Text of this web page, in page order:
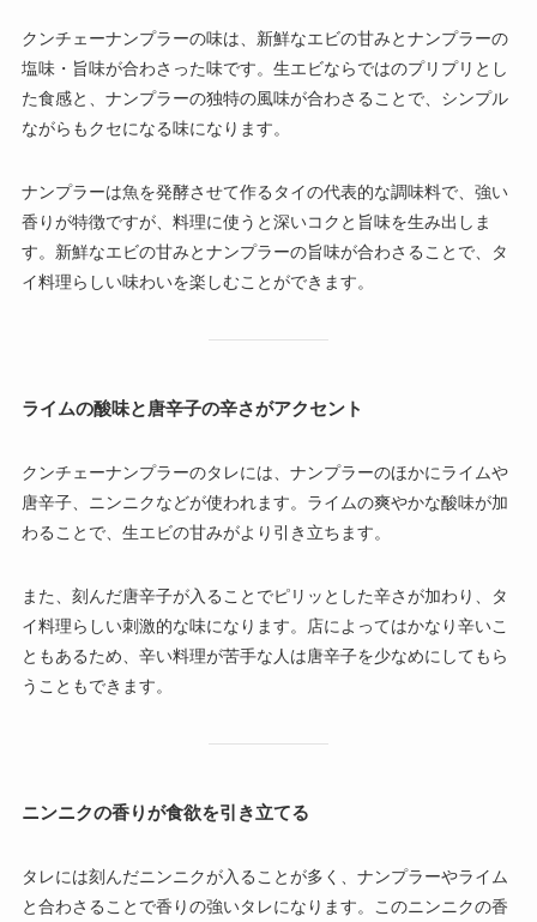
クンチェーナンプラーの味は、新鮮なエビの甘みとナンプラーの
塩味・旨味が合わさった味です。生エビならではのプリプリとし
た食感と、ナンプラーの独特の風味が合わさることで、シンプル
ながらもクセになる味になります。
ナンプラーは魚を発酵させて作るタイの代表的な調味料で、強い
香りが特徴ですが、料理に使うと深いコクと旨味を生み出しま
す。新鮮なエビの甘みとナンプラーの旨味が合わさることで、タ
イ料理らしい味わいを楽しむことができます。
ライムの酸味と唐辛子の辛さがアクセント
クンチェーナンプラーのタレには、ナンプラーのほかにライムや
唐辛子、ニンニクなどが使われます。ライムの爽やかな酸味が加
わることで、生エビの甘みがより引き立ちます。
また、刻んだ唐辛子が入ることでピリッとした辛さが加わり、タ
イ料理らしい刺激的な味になります。店によってはかなり辛いこ
ともあるため、辛い料理が苦手な人は唐辛子を少なめにしてもら
うこともできます。
ニンニクの香りが食欲を引き立てる
タレには刻んだニンニクが入ることが多く、ナンプラーやライム
と合わさることで香りの強いタレになります。このニンニクの香